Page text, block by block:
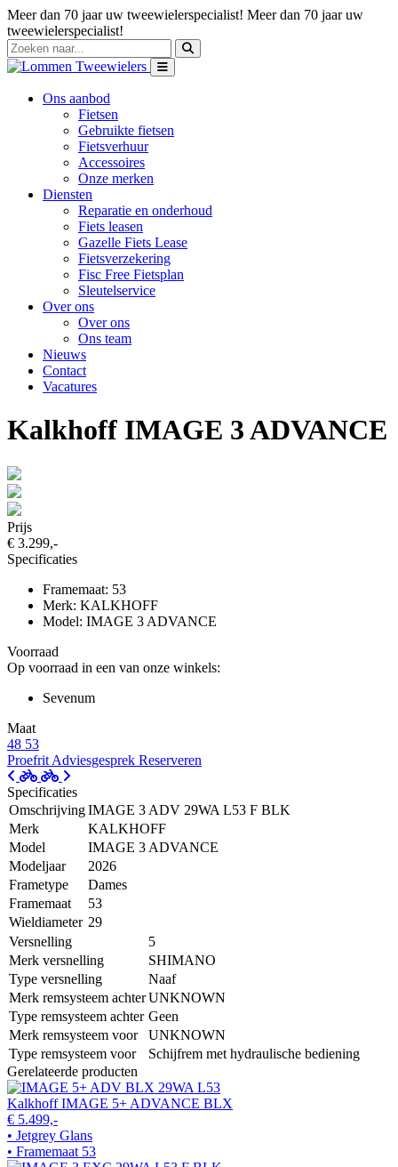
Meer dan 70 jaar uw tweewielerspecialist! Meer dan 70 jaar uw
tweewielerspecialist!
Ons aanbod
Fietsen
Gebruikte fietsen
Fietsverhuur
Accessoires
Onze merken
Diensten
Reparatie en onderhoud
Fiets leasen
Gazelle Fiets Lease
Fietsverzekering
Fisc Free Fietsplan
Sleutelservice
Over ons
Over ons
Ons team
Nieuws
Contact
Vacatures
Kalkhoff IMAGE 3 ADVANCE
Prijs
€ 3.299,-
Specificaties
Framemaat: 53
Merk: KALKHOFF
Model: IMAGE 3 ADVANCE
Voorraad
Op voorraad in een van onze winkels:
Sevenum
Maat
48 53
Proefrit Adviesgesprek Reserveren
Specificaties
OmschrijvingIMAGE 3 ADV 29WA L53 F BLK
Merk
KALKHOFF
Model
IMAGE 3 ADVANCE
Modeljaar
2026
Frametype
Dames
Framemaat
53
Wieldiameter 29
Versnelling
5
Merk versnelling
SHIMANO
Type versnelling
Naaf
Merk remsysteem achterUNKNOWN
Type remsysteem achter Geen
Merk remsysteem voor
UNKNOWN
Type remsysteem voor
Schijfrem met hydraulische bediening
Gerelateerde producten
Kalkhoff IMAGE 5+ ADVANCE BLX
€ 5.499,-
• Jetgrey Glans
• Framemaat 53